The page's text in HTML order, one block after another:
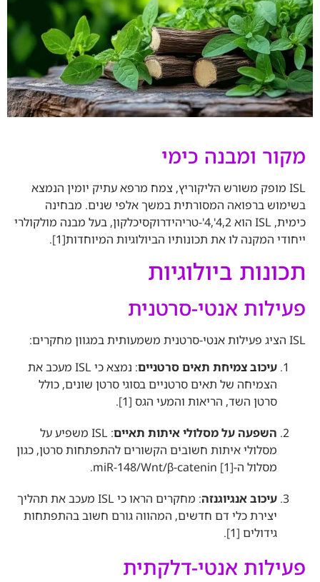
מקור ומבנה כימי
ISL מופק משורש הליקוריץ, צמח מרפא עתיק יומין הנמצא
בשימוש ברפואה המסורתית במשך אלפי שנים. מבחינה
כימית, ISL הוא 4,2',4'-טריהידרוקסיכלקון, בעל מבנה מולקולרי
ייחודי המקנה לו את תכונותיו הביולוגיות המיוחדות[1]
.
תכונות ביולוגיות
פעילות אנטי-סרטנית
ISL הציג פעילות אנטי-סרטנית משמעותית במגוון מחקרים:
עיכוב צמיחת תאים סרטניים
: נמצא כי ISL מעכב את
הצמיחה של תאים סרטניים בסוגי סרטן שונים, כולל
סרטן השד, הריאות והמעי הגס [1].
השפעה על מסלולי איתות תאיים
: ISL משפיע על
מסלולי איתות חשובים הקשורים להתפתחות סרטן, כגון
מסלול ה-miR-148/Wnt/β-catenin [1].
עיכוב אנגיוגנזה
: מחקרים הראו כי ISL מעכב את תהליך
יצירת כלי דם חדשים, המהווה גורם חשוב בהתפתחות
גידולים [1].
פעילות אנטי-דלקתית